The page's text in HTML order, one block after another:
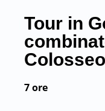
Tour in
Colosseo
7 ore